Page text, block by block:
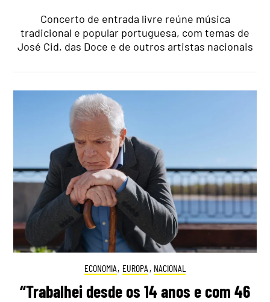
Concerto de entrada livre reúne música
tradicional e popular portuguesa, com temas de
José Cid, das Doce e de outros artistas nacionais
ECONOMIA, EUROPA , NACIONAL
“Trabalhei desde os 14 anos e com 46